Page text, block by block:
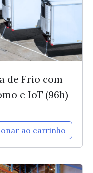
de Frio com
e IoT (96h)
ao carrinho